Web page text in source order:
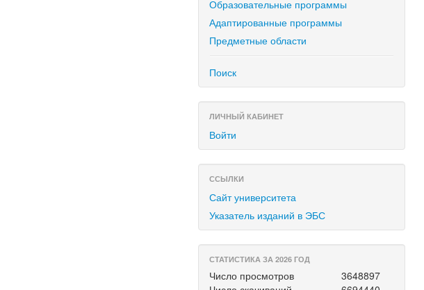
Образовательные программы
Адаптированные программы
Предметные области
Поиск
ЛИЧНЫЙ КАБИНЕТ
Войти
ССЫЛКИ
Сайт университета
Указатель изданий в ЭБС
СТАТИСТИКА ЗА 2026 ГОД
Число просмотров
3648897